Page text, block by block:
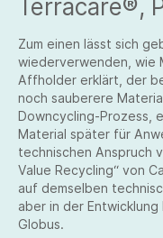
Zum einen lässt sich
wiederverwenden, wie
Affholder erklärt, der
noch sauberere
Downcycling-Prozess,
Material später für
technischen Anspruch
Value Recycling“ von
auf demselben
aber in der
Globus.